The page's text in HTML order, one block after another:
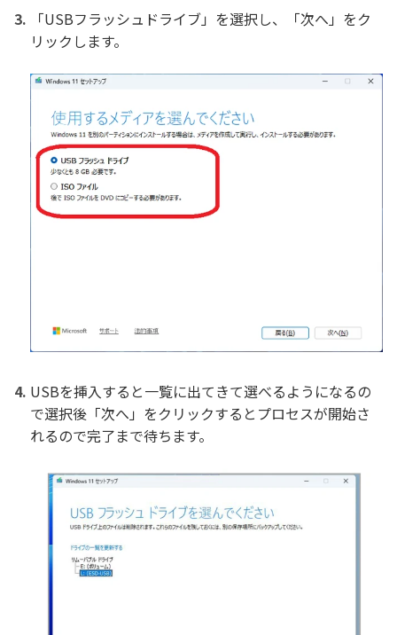
「USBフラッシュドライブ」を選択し、「次へ」をク
リックします。
USBを挿入すると一覧に出てきて選べるようになるの
で選択後「次へ」をクリックするとプロセスが開始さ
れるので完了まで待ちます。